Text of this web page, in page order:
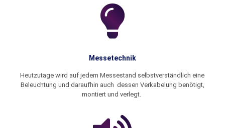
Messetechnik
Heutzutage wird auf jedem Messestand selbstverständlich eine
Beleuchtung und daraufhin auch dessen Verkabelung benötigt,
montiert und verlegt.